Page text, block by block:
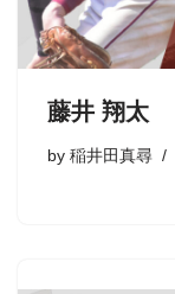
藤井 翔太
by 稲井田真尋